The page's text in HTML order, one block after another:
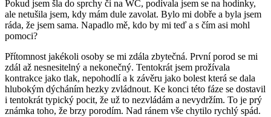
Pokud jsem šla do sprchy či na WC, podívala jsem se na hodinky,
ale netušila jsem, kdy mám dule zavolat. Bylo mi dobře a byla jsem
ráda, že jsem sama. Napadlo mě, kdo by mi teď a s čím asi mohl
pomoci?
Přítomnost jakékoli osoby se mi zdála zbytečná. První porod se mi
zdál až nesnesitelný a nekonečný. Tentokrát jsem prožívala
kontrakce jako tlak, nepohodlí a k závěru jako bolest která se dala
hlubokým dýcháním hezky zvládnout. Ke konci této fáze se dostavil
i tentokrát typický pocit, že už to nezvládám a nevydržím. To je prý
známka toho, že brzy porodím. Nad ránem vše chytilo rychlý spád.